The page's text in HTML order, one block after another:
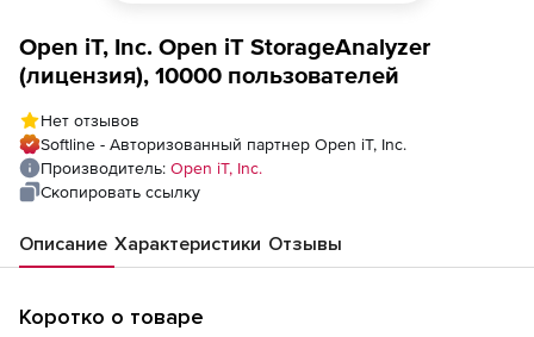
Open iT, Inc. Open iT StorageAnalyzer
(лицензия), 10000 пользователей
Нет отзывов
Softline - Авторизованный партнер Open iT, Inc.
Производитель: Open iT, Inc.
Скопировать ссылку
Описание Характеристики Отзывы
Коротко о товаре